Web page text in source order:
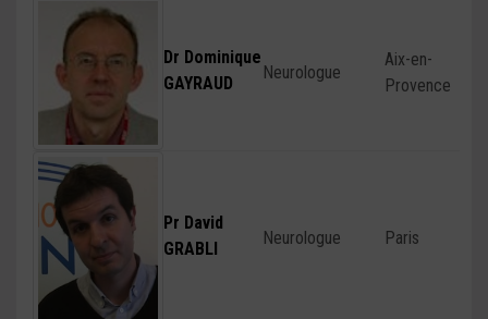
Dr Dominique
GAYRAUD
Neurologue
Aix-en-
Provence
Pr David
GRABLI
Neurologue Paris